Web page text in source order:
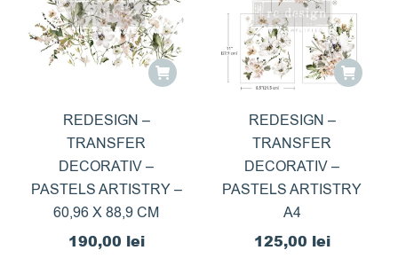
REDESIGN –
TRANSFER
DECORATIV –
PASTELS ARTISTRY –
60,96 X 88,9 CM
190,00 lei
REDESIGN –
TRANSFER
DECORATIV –
PASTELS ARTISTRY
A4
125,00 lei